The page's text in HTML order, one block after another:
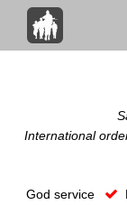
International
God service